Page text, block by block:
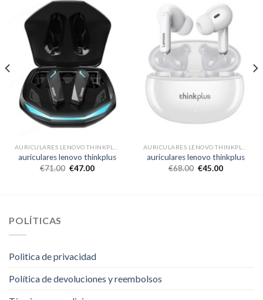
auriculares lenovo thinkplus
€71.00 €47.00
auriculares lenovo thinkplus
€68.00 €45.00
POLÍTICAS
Politica de privacidad
Política de devoluciones y reembolsos